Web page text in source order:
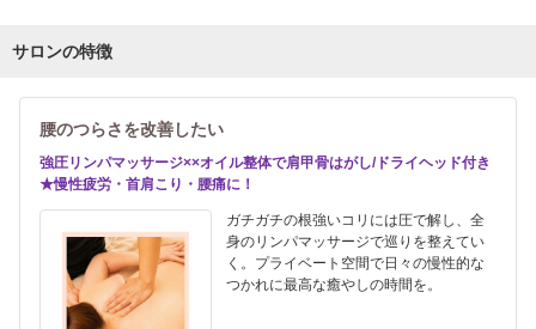
サロンの特徴
腰のつらさを改善したい
強圧リンパマッサージ××オイル整体で肩甲骨はがし/ドライヘッド付き
★慢性疲労・首肩こり・腰痛に！
ガチガチの根強いコリには圧で解し、全
身のリンパマッサージで巡りを整えてい
く。プライベート空間で日々の慢性的な
つかれに最高な癒やしの時間を。